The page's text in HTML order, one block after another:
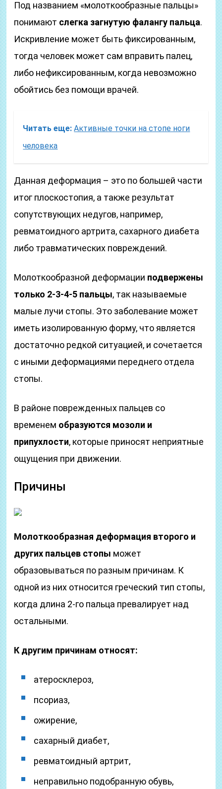
Под названием «молоткообразные пальцы»
понимают слегка загнутую фалангу пальца.
Искривление может быть фиксированным,
тогда человек может сам вправить палец,
либо нефиксированным, когда невозможно
обойтись без помощи врачей.
Читать еще: Активные точки на стопе ноги
человека
Данная деформация – это по большей части
итог плоскостопия, а также результат
сопутствующих недугов, например,
ревматоидного артрита, сахарного диабета
либо травматических повреждений.
Молоткообразной деформации подвержены
только 2-3-4-5 пальцы, так называемые
малые лучи стопы. Это заболевание может
иметь изолированную форму, что является
достаточно редкой ситуацией, и сочетается
с иными деформациями переднего отдела
стопы.
В районе поврежденных пальцев со
временем образуются мозоли и
припухлости, которые приносят неприятные
ощущения при движении.
Причины
Молоткообразная деформация второго и
других пальцев стопы может
образовываться по разным причинам. К
одной из них относится греческий тип стопы,
когда длина 2-го пальца превалирует над
остальными.
К другим причинам относят:
атеросклероз,
псориаз,
ожирение,
сахарный диабет,
ревматоидный артрит,
неправильно подобранную обувь,